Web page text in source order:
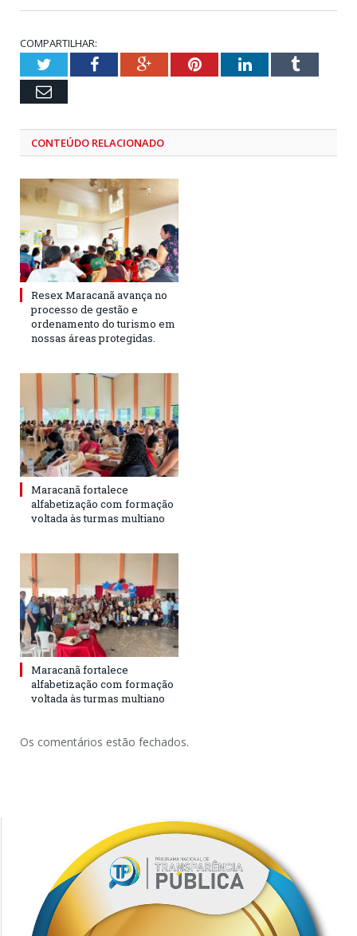
COMPARTILHAR:
TwitterFacebookGoogle+PinterestLinkedInTumblr
Email
CONTEÚDO RELACIONADO
Resex Maracanã avança no
processo de gestão e
ordenamento do turismo em
nossas áreas protegidas.
Maracanã fortalece
alfabetização com formação
voltada às turmas multiano
Maracanã fortalece
alfabetização com formação
voltada às turmas multiano
Os comentários estão fechados.